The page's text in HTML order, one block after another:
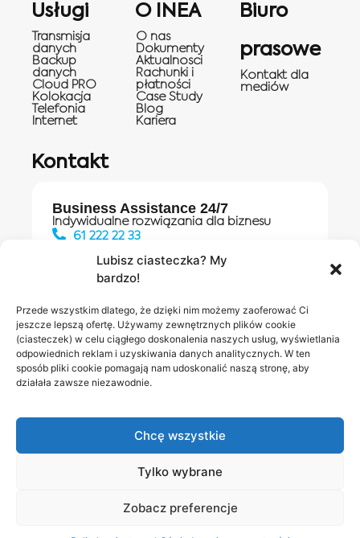
Lubisz ciasteczka? My
bardzo!
Przede wszystkim dlatego, że dzięki nim możemy zaoferować Ci
jeszcze lepszą ofertę. Używamy zewnętrznych plików cookie
(ciasteczek) w celu ciągłego doskonalenia naszych usług, wyświetlania
odpowiednich reklam i uzyskiwania danych analitycznych. W ten
sposób pliki cookie pomagają nam udoskonalić naszą stronę, aby
działała zawsze niezawodnie.
Chcę wszystkie
Tylko wybrane
Zobacz preferencje
Usługi
Transmisja
danych
Backup
danych
Cloud PRO
Kolokacja
Telefonia
Internet
O INEA
O nas
Dokumenty
Aktualnosci
Rachunki i
płatności
Case Study
Blog
Kariera
Biuro
prasowe
Kontakt dla
mediów
Kontakt
Business Assistance 24/7
Indywidualne rozwiązania dla biznesu
61 222 22 33
Salony INEA
Napisz do
Polityka prywatnościRODO w INEABezpieczeństwo